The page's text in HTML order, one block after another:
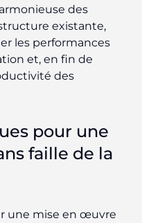
des
existante,
les performances
et, en fin de
des
pour une
faille de la
une mise en œuvre